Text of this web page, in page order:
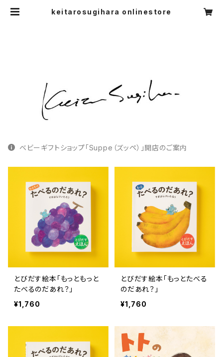
keitarosugihara onlinestore
ベビーギフトショップ「Suppe（ズッペ）」開店のご案内
とびだす絵本「もっともっと
たべるのだあれ？」
¥1,760
とびだす絵本「もっとたべる
のだあれ？」
¥1,760